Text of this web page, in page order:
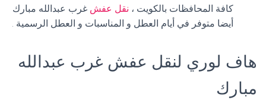
كافة المحافظات بالكويت ، نقل عفش غرب عبدالله مبارك
أيضا متوفر في أيام العطل و المناسبات و العطل الرسمية .
هاف لوري لنقل عفش غرب عبدالله
مبارك